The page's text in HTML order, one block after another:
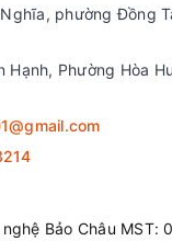
Jack cắm tai
SIM và nguồn. Cạnh
VGA, USB 3.0
phường Đồng
Hạnh, Phường Hòa
Bảo Châu MST: